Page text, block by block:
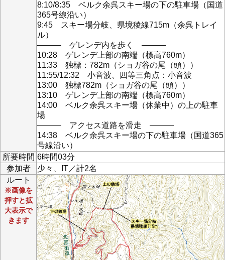
8:10/8:35 ベルク余呉スキー場の下の駐車場（国道
365号線沿い）
9:45 スキー場分岐、県境稜線715m（余呉トレイ
ル）
――― ゲレンデ内を歩く ―――
10:28 ゲレンデ上部の南端（標高760m）
11:33 独標：782m（ショガ谷の尾（頭））
11:55/12:32 小音波、四等三角点：小音波
13:00 独標782m（ショガ谷の尾（頭））
13:10 ゲレンデ上部の南端（標高760m）
14:00 ベルク余呉スキー場（休業中）の上の駐車
場
――― アクセス道路を滑走 ―――
14:38 ベルク余呉スキー場の下の駐車場（国道365
号線沿い）
所要時間 6時間03分
参加者
少々、IT／計2名
ルート
※画像を
押すと拡
大表示で
きます